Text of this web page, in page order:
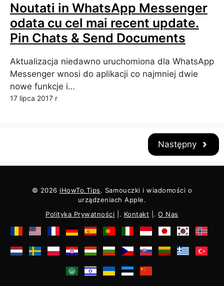
Noutati in WhatsApp Messenger
odata cu cel mai recent update.
Pin Chats & Send Documents
Aktualizacja niedawno uruchomiona dla WhatsApp
Messenger wnosi do aplikacji co najmniej dwie
nowe funkcje i…
17 lipca 2017 r
Następny
© 2026 iHowTo.Tips. Samouczki i wiadomości o
urządzeniach Apple.
Polityka Prywatności |. Kontakt |.O Nas